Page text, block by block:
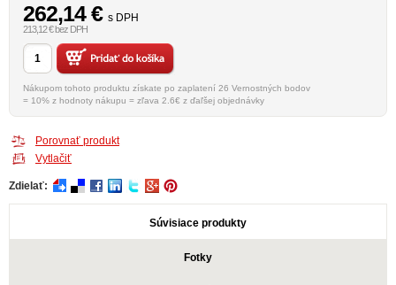
262,14€ s DPH
213,12 € bez DPH
Nákupom tohoto produktu získate po zaplatení 26 Vernostných bodov
= 10% z hodnoty nákupu = zľava 2.6€ z ďaľšej objednávky
Porovnať produkt
Vytlačiť
Zdielať:
Súvisiace produkty
Fotky